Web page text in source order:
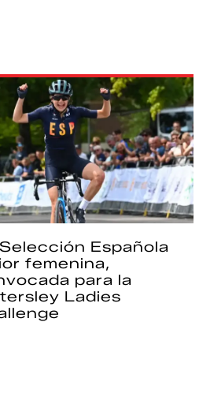
Española
femenina,
para la
Ladies